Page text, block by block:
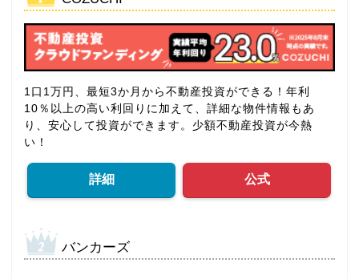
1口1万円、最短3か月から不動産投資ができる！年利
10％以上の高い利回りに加えて、詳細な物件情報もあ
り、安心して投資ができます。少額不動産投資が今熱
い！
詳細 公式
バンカーズ